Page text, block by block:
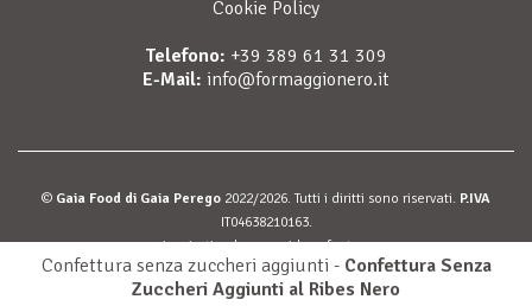
Confettura senza zuccheri aggiunti - Confettura Senza
Zuccheri Aggiunti al Ribes Nero
Cookie Policy
Telefono: +39 389 61 31 309
E-Mail: info@formaggionero.it
© Gaia Food di Gaia Perego 2022/2026. Tutti i diritti sono riservati. P.IVA
IT04638210163.
inspiration bymusa ideas factory